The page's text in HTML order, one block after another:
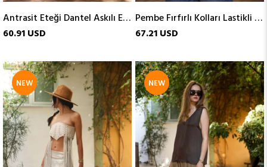
Antrasit Eteği Dantel Askılı Elbise
60.91 USD
Pembe Fırfırlı Kolları Lastikli Gömlek
67.21 USD
NEW
ITEM
NEW
ITEM